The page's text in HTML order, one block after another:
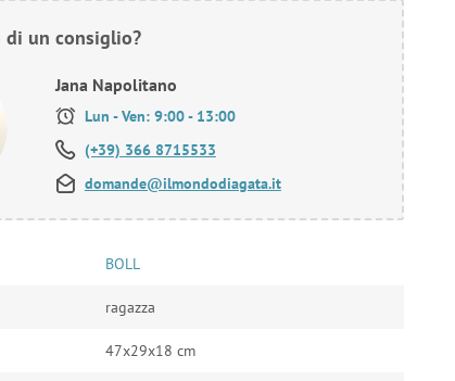
di un consiglio?
Jana Napolitano
Lun - Ven: 9:00 - 13:00
(+39) 366 8715533
domande@ilmondodiagata.it
BOLL
ragazza
47x29x18 cm